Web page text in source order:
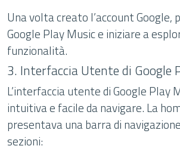
Una volta creato l’account Google,
Google Play Music e iniziare a
funzionalità.
3. Interfaccia Utente di Google
L’interfaccia utente di Google Play
intuitiva e facile da navigare. La
presentava una barra di
sezioni: